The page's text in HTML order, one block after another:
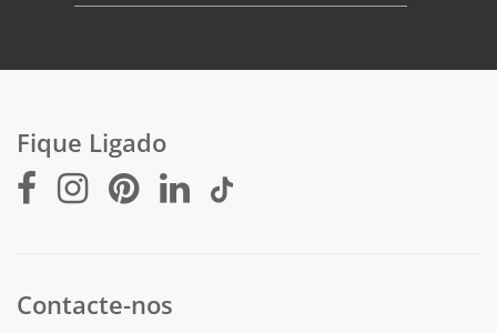
Fique Ligado
Contacte-nos